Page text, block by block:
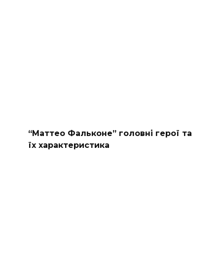
“Маттео Фальконе” головні герої та
їх характеристика